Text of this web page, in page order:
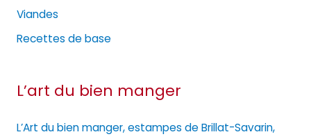
Viandes
Recettes de base
L’art du bien manger
L’Art du bien manger, estampes de Brillat-Savarin,